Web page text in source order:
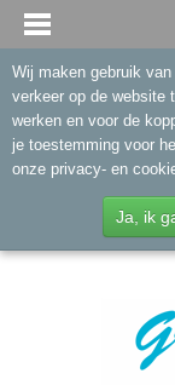
Wij maken gebruik
verkeer op de website
werken en voor de
je toestemming voor
onze privacy- en
Ja, ik